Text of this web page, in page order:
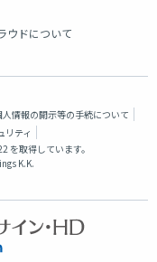
ウドについて
人情報の開示等の手続について
リティ
を取得しています。
K.K.